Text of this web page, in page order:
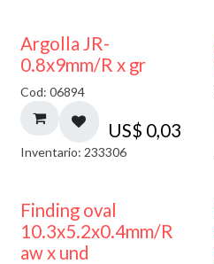
Argolla JR-
0.8x9mm/R x gr
Cod: 06894
US$ 0,03
Inventario: 233306
Finding oval
10.3x5.2x0.4mm/R
aw x und